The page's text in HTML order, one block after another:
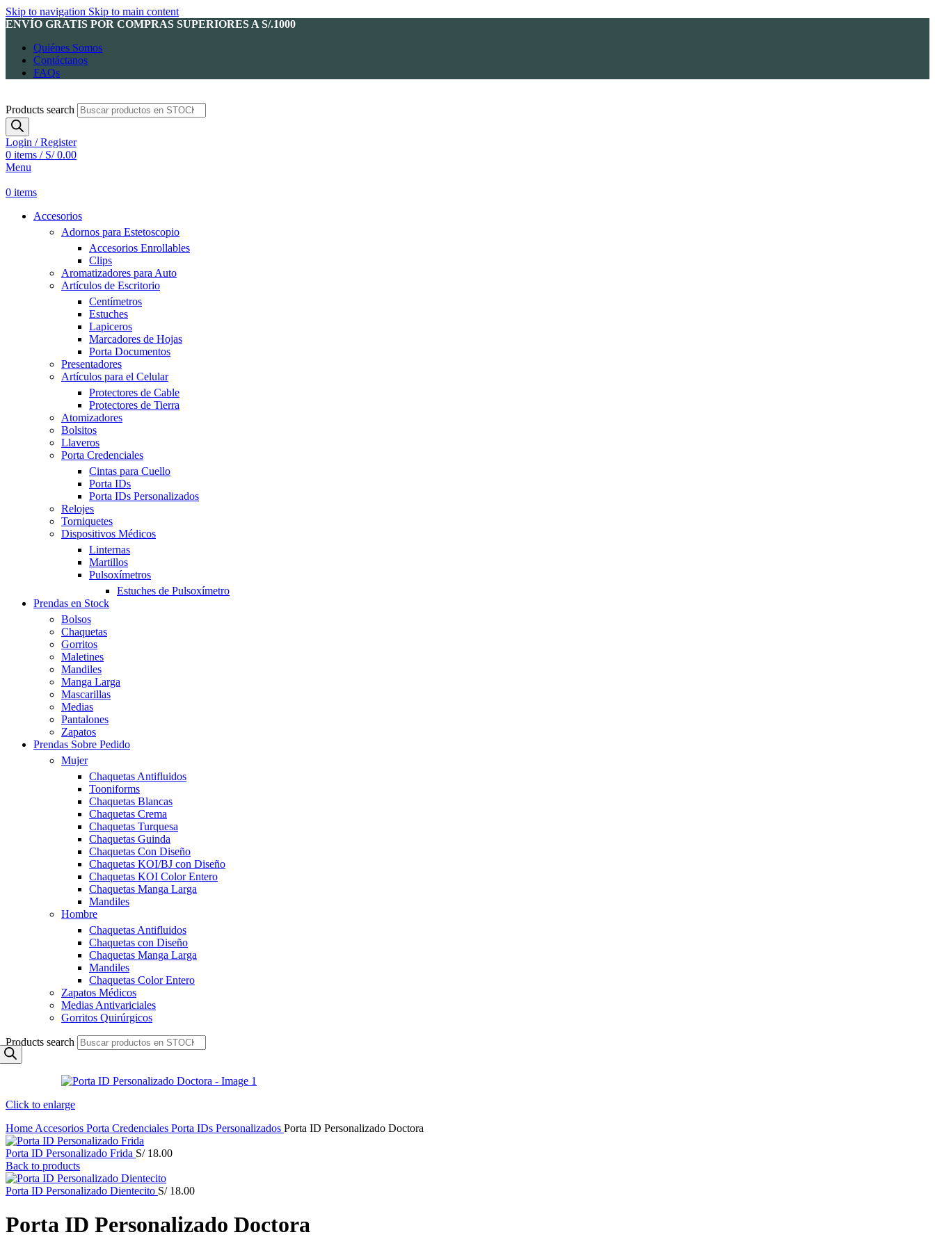
Skip to navigation Skip to main content
ENVÍO GRATIS POR COMPRAS SUPERIORES A S/.1000
Quiénes Somos
Contáctanos
FAQs
Products search
Login / Register
0 items / S/0.00
Menu
0 items
Accesorios
Adornos para Estetoscopio
Accesorios Enrollables
Clips
Aromatizadores para Auto
Artículos de Escritorio
Centímetros
Estuches
Lapiceros
Marcadores de Hojas
Porta Documentos
Presentadores
Artículos para el Celular
Protectores de Cable
Protectores de Tierra
Atomizadores
Bolsitos
Llaveros
Porta Credenciales
Cintas para Cuello
Porta IDs
Porta IDs Personalizados
Relojes
Torniquetes
Dispositivos Médicos
Linternas
Martillos
Pulsoxímetros
Estuches de Pulsoxímetro
Prendas en Stock
Bolsos
Chaquetas
Gorritos
Maletines
Mandiles
Manga Larga
Mascarillas
Medias
Pantalones
Zapatos
Prendas Sobre Pedido
Mujer
Chaquetas Antifluidos
Tooniforms
Chaquetas Blancas
Chaquetas Crema
Chaquetas Turquesa
Chaquetas Guinda
Chaquetas Con Diseño
Chaquetas KOI/BJ con Diseño
Chaquetas KOI Color Entero
Chaquetas Manga Larga
Mandiles
Hombre
Chaquetas Antifluidos
Chaquetas con Diseño
Chaquetas Manga Larga
Mandiles
Chaquetas Color Entero
Zapatos Médicos
Medias Antivariciales
Gorritos Quirúrgicos
Products search
Click to enlarge
Home Accesorios Porta Credenciales Porta IDs Personalizados Porta ID Personalizado Doctora
Porta ID Personalizado Frida S/18.00
Back to products
Porta ID Personalizado Dientecito S/18.00
Porta ID Personalizado Doctora